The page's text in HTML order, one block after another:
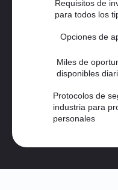
Requisitos de
para todos los
Opciones de
Miles de
disponibles
Protocolos de
industria para
personales